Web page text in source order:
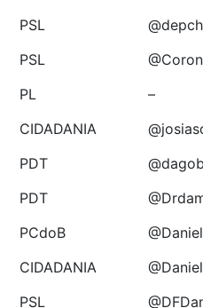
PSL
PSL
PL
–
CIDADANIA
PDT
PDT
PCdoB
CIDADANIA
PSL